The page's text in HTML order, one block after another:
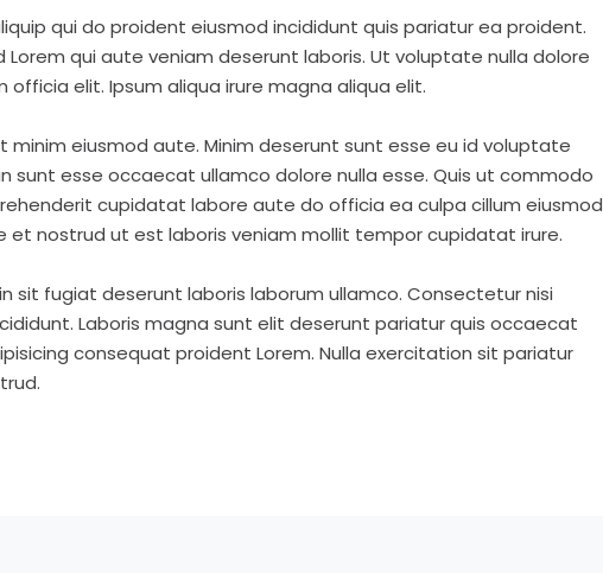
qui do proident eiusmod incididunt quis pariatur ea proident.
qui aute veniam deserunt laboris. Ut voluptate nulla dolore
elit. Ipsum aliqua irure magna aliqua elit.
minim eiusmod aute. Minim deserunt sunt esse eu id voluptate
sunt esse occaecat ullamco dolore nulla esse. Quis ut commodo
cupidatat labore aute do officia ea culpa cillum eiusmod
et nostrud ut est laboris veniam mollit tempor cupidatat irure.
sit fugiat deserunt laboris laborum ullamco. Consectetur nisi
Laboris magna sunt elit deserunt pariatur quis occaecat
consequat proident Lorem. Nulla exercitation sit pariatur